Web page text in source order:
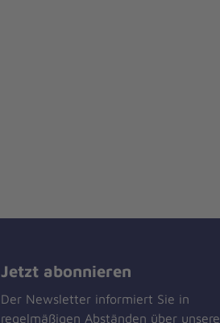
Jetzt abonnieren
Der Newsletter informiert Sie in
regelmäßigen Abständen über unsere